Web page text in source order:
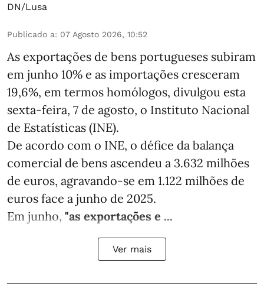
DN/Lusa
Publicado a: 07 Agosto 2026, 10:52
As exportações de bens portugueses subiram
em junho 10% e as importações cresceram
19,6%, em termos homólogos, divulgou esta
sexta-feira, 7 de agosto, o Instituto Nacional
de Estatísticas (INE).
De acordo com o INE, o défice da balança
comercial de bens ascendeu a 3.632 milhões
de euros, agravando-se em 1.122 milhões de
euros face a junho de 2025.
Em junho, "as exportações e ...
Ver mais